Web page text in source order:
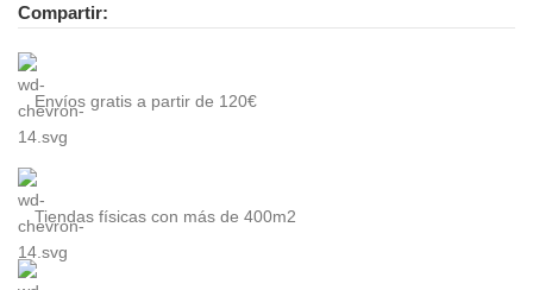
Compartir:
Envíos gratis a partir de 120€
Tiendas físicas con más de 400m2